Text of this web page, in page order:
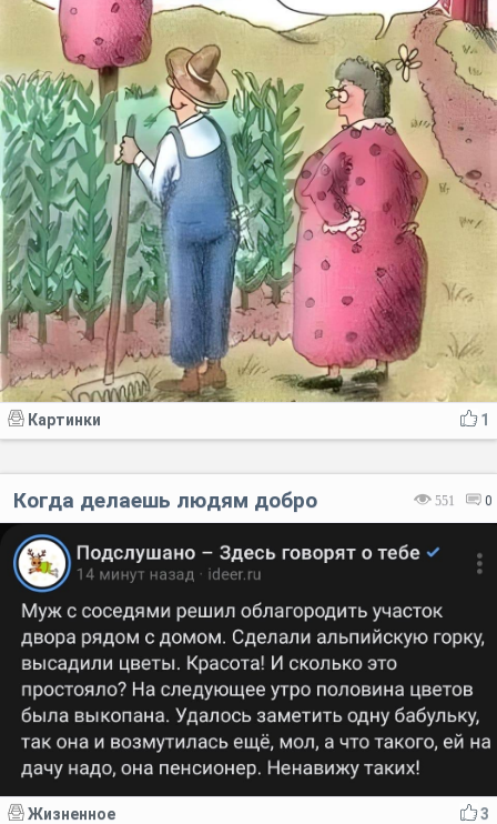
1
Картинки
551 0
Когда делаешь людям добро
3
Жизненное